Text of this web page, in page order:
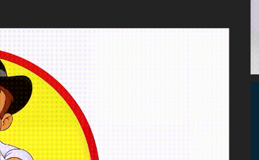
Assembleia
Legislativa,
Senado, São Paulo,
Rio de Janeiro,
Brasília, Nordeste,
Norte, Centro-
Oeste, Sul, Sudeste,
Gastronomia,
Vinhos, Bebidas,
Cervejas, Comida,
Receitas, Chef, RH,